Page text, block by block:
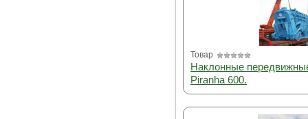
Товар
Наклонные
Piranha 600.